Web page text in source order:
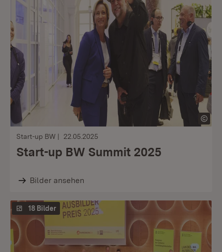
Start-up BW 22.05.2025
Start-up BW Summit 2025
Bilder ansehen
18 Bilder